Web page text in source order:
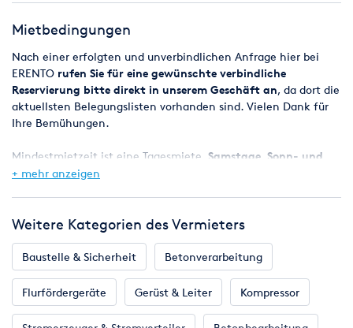
der Ebene
Traglast 200 kg
Mietbedingungen
Nach einer erfolgten und unverbindlichen Anfrage hier bei
ERENTO rufen Sie für eine gewünschte verbindliche
Reservierung bitte direkt in unserem Geschäft an, da dort die
aktuellsten Belegungslisten vorhanden sind. Vielen Dank für
Ihre Bemühungen.
Mindestmietzeit ist eine Tagesmiete, Samstage, Sonn- und
Feiertage sind mietfrei
Bei Reservierungen werden die Geräte in der Regel ab 8.00 Uhr
Werktag um 8.00 Uhr.
Mietpreise
Die angegebenen Mietpreise beziehen sich auf einen Miettag
+ mehr anzeigen
Weitere Kategorien des Vermieters
Baustelle & Sicherheit Betonverarbeitung
Flurfördergeräte Gerüst & Leiter Kompressor